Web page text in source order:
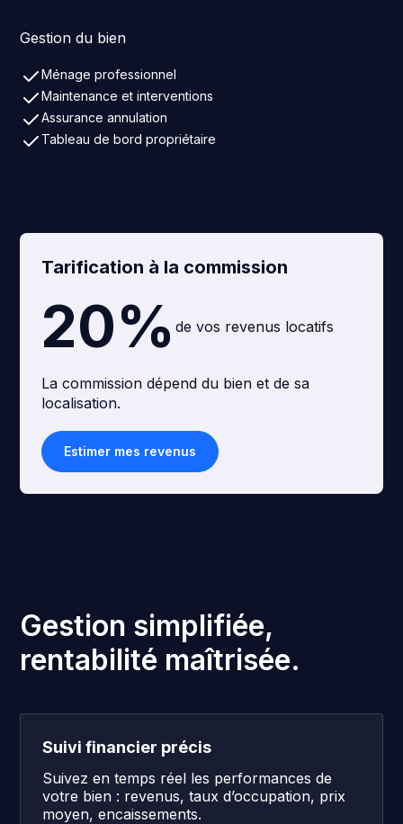
Gestion du bien
Ménage professionnel
Maintenance et interventions
Assurance annulation
Tableau de bord propriétaire
Tarification à la commission
20%de vos revenus locatifs
La commission dépend du bien et de sa
localisation.
Estimer mes revenus
Gestion simplifiée,
rentabilité maîtrisée.
Suivi financier précis
Suivez en temps réel les performances de
votre bien : revenus, taux d’occupation, prix
moyen, encaissements.